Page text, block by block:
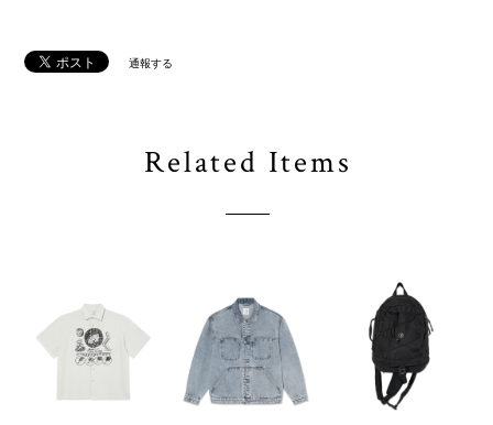
通報する
Related Items